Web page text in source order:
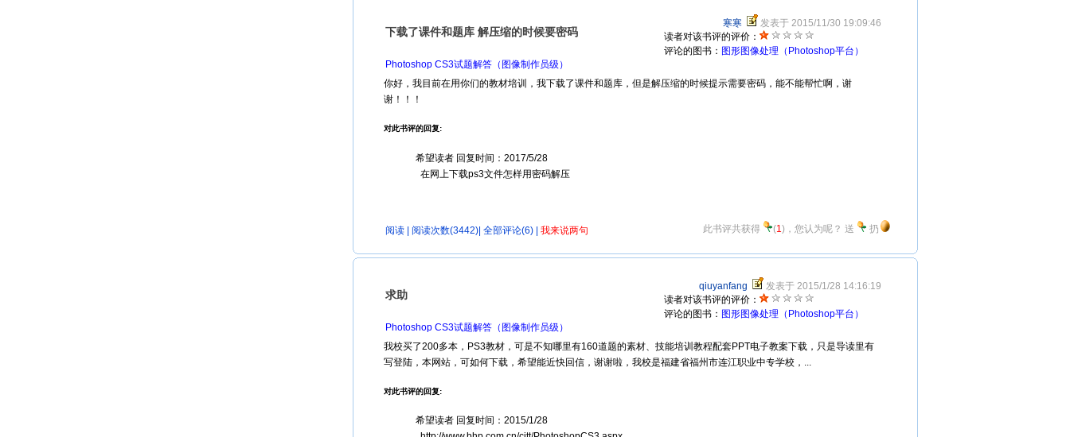
下载了课件和题库 解压缩的时候要密码
寒寒
发表于 2015/11/30 19:09:46
读者对该书评的评价：
评论的图书： 图形图像处理（Photoshop平台）
Photoshop CS3试题解答（图像制作员级）
你好，我目前在用你们的教材培训，我下载了课件和题库，但是解压缩的时候提示需要密码，能不能帮忙啊，谢
谢！！！
对此书评的回复:
希望读者 回复时间：2017/5/28
在网上下载ps3文件怎样用密码解压
阅读 | 阅读次数(3442)| 全部评论(6) | 我来说两句 此书评共获得 (1 )，您认为呢？ 送 扔
求助
qiuyanfang
发表于 2015/1/28 14:16:19
读者对该书评的评价：
评论的图书： 图形图像处理（Photoshop平台）
Photoshop CS3试题解答（图像制作员级）
我校买了200多本，PS3教材，可是不知哪里有160道题的素材、技能培训教程配套PPT电子教案下载，只是导读里有
写登陆，本网站，可如何下载，希望能近快回信，谢谢啦，我校是福建省福州市连江职业中专学校，...
对此书评的回复:
希望读者 回复时间：2015/1/28